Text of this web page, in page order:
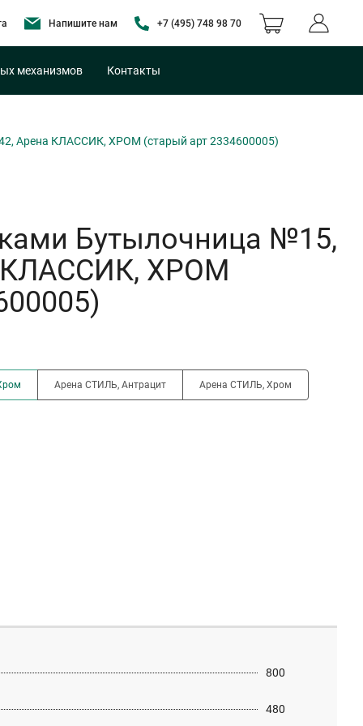
Напишите нам +7 (495) 748 98 70
механизмов Контакты
Арена КЛАССИК, ХРОМ (старый арт 2334600005)
Бутылочница №15,
КЛАССИК, ХРОМ
Арена СТИЛЬ, Антрацит Арена СТИЛЬ, Хром
800
480